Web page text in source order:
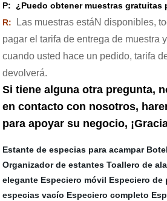
P: ¿Puedo obtener muestras gratuitas
R:
Las muestras estáN disponibles,
pagar el tarifa de entrega de muestra
cuando usted hace un pedido, tarifa
devolverá.
Si tiene alguna otra pregunta,
en contacto con nosotros,
para apoyar su negocio,
Estante de especias para acampar
Organizador de estantes Toallero de
elegante Especiero móvil Especiero de
especias vacío Especiero completo